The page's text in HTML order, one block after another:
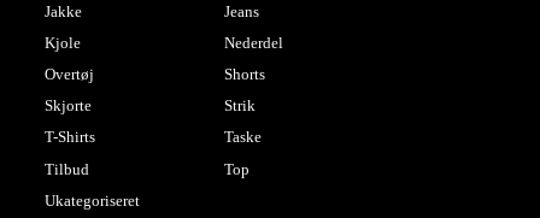
Jakke
Jeans
Kjole
Nederdel
Overtøj
Shorts
Skjorte
Strik
T-Shirts
Taske
Tilbud
Top
Ukategoriseret